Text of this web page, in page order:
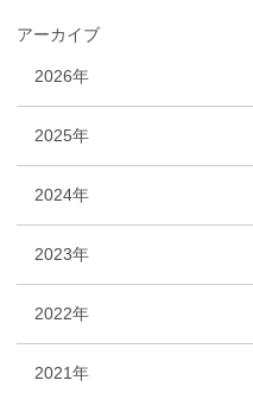
アーカイブ
2026年
2025年
2024年
2023年
2022年
2021年